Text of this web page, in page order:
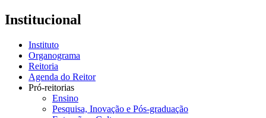
Institucional
Instituto
Organograma
Reitoria
Agenda do Reitor
Pró-reitorias
Ensino
Pesquisa, Inovação e Pós-graduação